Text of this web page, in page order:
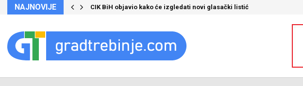
NAJNOVIJE CIK BiH objavio kako će izgledati novi glasački listić